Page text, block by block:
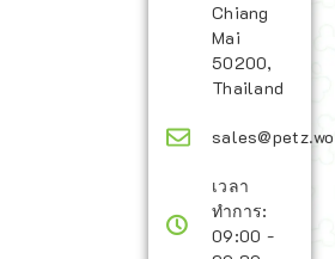
Chiang
Mai
50200,
Thailand
เวลา
ทำการ:
09:00 -